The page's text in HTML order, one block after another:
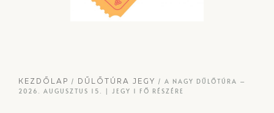
KEZDŐLAP / DŰLŐTÚRA JEGY / A NAGY DŰLŐTÚRA –
2026. AUGUSZTUS 15. | JEGY 1 FŐ RÉSZÉRE